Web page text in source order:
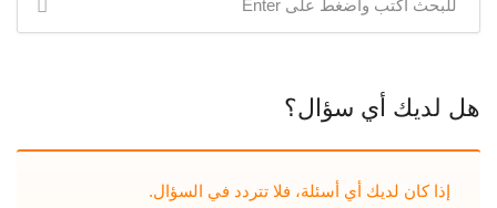
هل لديك أي سؤال؟
إذا كان لديك أي أسئلة، فلا تتردد في السؤال.